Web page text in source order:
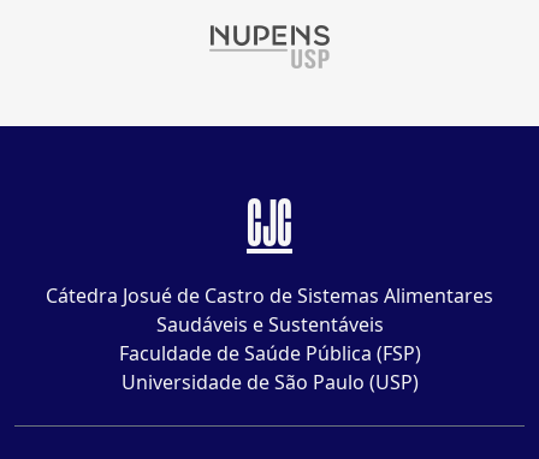
CJC
Cátedra Josué de Castro de Sistemas Alimentares
Saudáveis e Sustentáveis
Faculdade de Saúde Pública (FSP)
Universidade de São Paulo (USP)